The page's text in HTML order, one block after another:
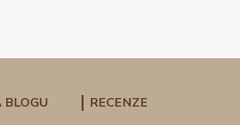
BLOGU RECENZE